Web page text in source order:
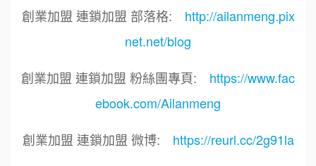
創業加盟 連鎖加盟 部落格: http://ailanmeng.pix
net.net/blog
創業加盟 連鎖加盟 粉絲團專頁: https://www.fac
ebook.com/Ailanmeng
創業加盟 連鎖加盟 微博: https://reurl.cc/2g91la